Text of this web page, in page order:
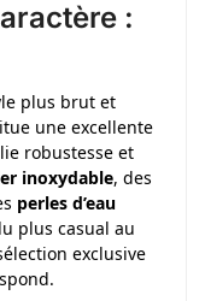
:
plus brut et
une excellente
robustesse et
inoxydable, des
perles d’eau
plus casual au
exclusive